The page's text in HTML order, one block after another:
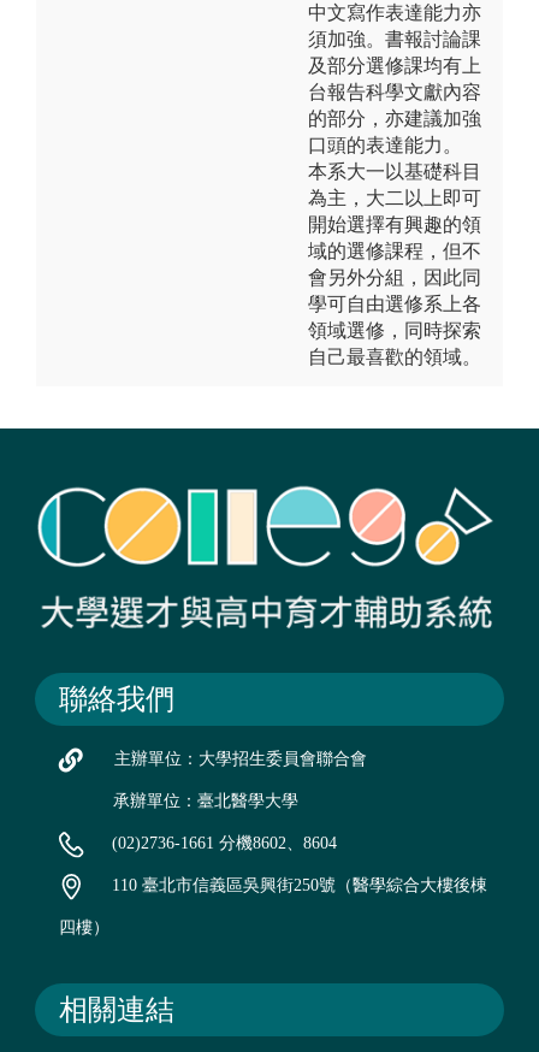
中文寫作表達能力亦
須加強。書報討論課
及部分選修課均有上
台報告科學文獻內容
的部分，亦建議加強
口頭的表達能力。
本系大一以基礎科目
為主，大二以上即可
開始選擇有興趣的領
域的選修課程，但不
會另外分組，因此同
學可自由選修系上各
領域選修，同時探索
自己最喜歡的領域。
聯絡我們
主辦單位：大學招生委員會聯合會
承辦單位：臺北醫學大學
(02)2736-1661 分機8602、8604
110 臺北市信義區吳興街250號（醫學綜合大樓後棟
四樓）
相關連結